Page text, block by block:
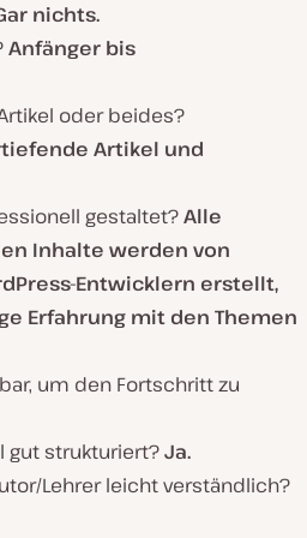
nichts.
Anfänger bis
oder beides?
Artikel und
gestaltet?Alle
Inhalte werden von
Entwicklern erstellt,
Erfahrung mit den Themen
um den Fortschritt zu
gut strukturiert?Ja.
Lehrer leicht verständlich?